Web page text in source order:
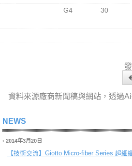
G4
30
資料來源廠商新聞稿與網站，透過
NEWS
2014年3月20日
【技術交流】 Giotto Micro-fiber Series 超細